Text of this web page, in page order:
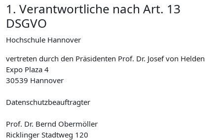
1. Verantwortliche nach Art. 13
DSGVO
Hochschule Hannover
vertreten durch den Präsidenten Prof. Dr. Josef von Helden
Expo Plaza 4
30539 Hannover
Datenschutzbeauftragter
Prof. Dr. Bernd Obermöller
Ricklinger Stadtweg 120